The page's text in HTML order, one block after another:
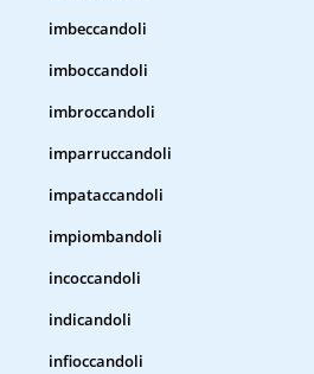
imbeccandoli
imboccandoli
imbroccandoli
imparruccandoli
impataccandoli
impiombandoli
incoccandoli
indicandoli
infioccandoli